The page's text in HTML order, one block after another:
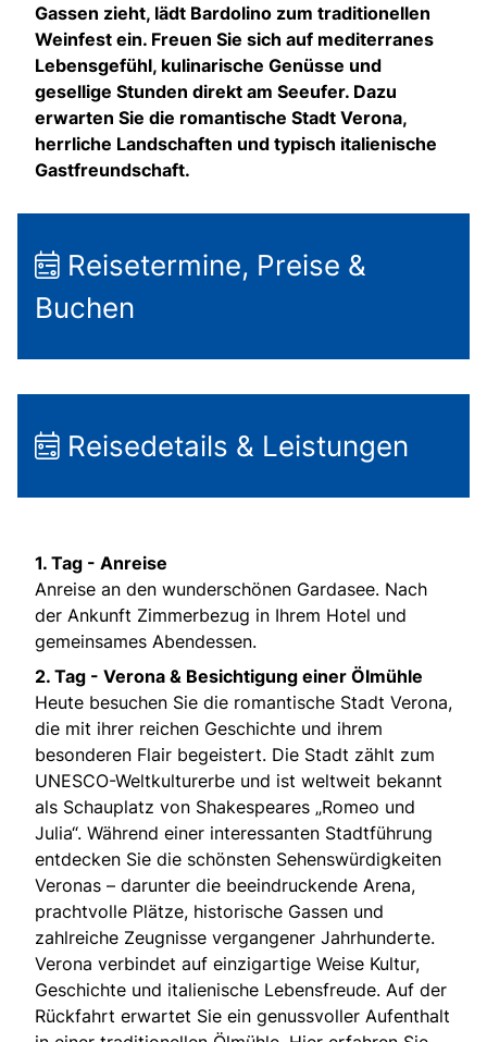
Gassen zieht, lädt Bardolino zum traditionellen
Weinfest ein. Freuen Sie sich auf mediterranes
Lebensgefühl, kulinarische Genüsse und
gesellige Stunden direkt am Seeufer. Dazu
erwarten Sie die romantische Stadt Verona,
herrliche Landschaften und typisch italienische
Gastfreundschaft.
Reisetermine, Preise &
Buchen
Reisedetails & Leistungen
1. Tag - Anreise
Anreise an den wunderschönen Gardasee. Nach
der Ankunft Zimmerbezug in Ihrem Hotel und
gemeinsames Abendessen.
2. Tag - Verona & Besichtigung einer Ölmühle
Heute besuchen Sie die romantische Stadt Verona,
die mit ihrer reichen Geschichte und ihrem
besonderen Flair begeistert. Die Stadt zählt zum
UNESCO-Weltkulturerbe und ist weltweit bekannt
als Schauplatz von Shakespeares „Romeo und
Julia“. Während einer interessanten Stadtführung
entdecken Sie die schönsten Sehenswürdigkeiten
Veronas – darunter die beeindruckende Arena,
prachtvolle Plätze, historische Gassen und
zahlreiche Zeugnisse vergangener Jahrhunderte.
Verona verbindet auf einzigartige Weise Kultur,
Geschichte und italienische Lebensfreude. Auf der
Rückfahrt erwartet Sie ein genussvoller Aufenthalt